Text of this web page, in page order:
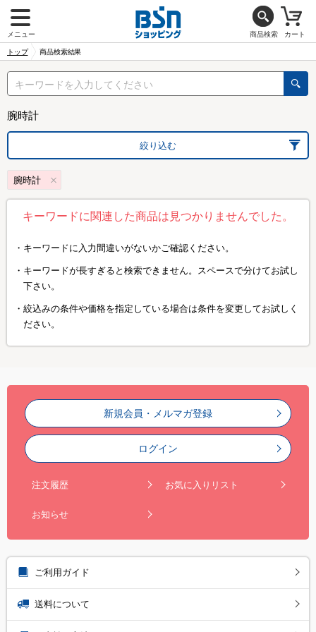
メニュー 商品検索 カート
トップ 商品検索結果
腕時計
絞り込む
腕時計
キーワードに関連した商品は見つかりませんでした。
キーワードに入力間違いがないかご確認ください。
キーワードが長すぎると検索できません。スペースで分けてお試し
下さい。
絞込みの条件や価格を指定している場合は条件を変更してお試しく
ださい。
新規会員・メルマガ登録
ログイン
注文履歴 お気に入りリスト
お知らせ
ご利用ガイド
送料について